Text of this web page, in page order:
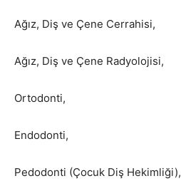
Ağız, Diş ve Çene Cerrahisi,
Ağız, Diş ve Çene Radyolojisi,
Ortodonti,
Endodonti,
Pedodonti (Çocuk Diş Hekimliği),